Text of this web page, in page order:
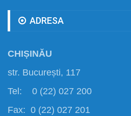
ADRESA
CHIȘINĂU
str. București, 117
Tel: 0 (22) 027 200
Fax: 0 (22) 027 201